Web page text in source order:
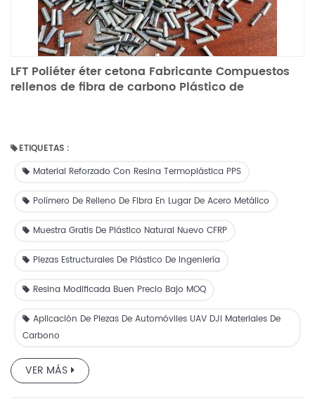
LFT Poliéter éter cetona Fabricante Compuestos
rellenos de fibra de carbono Plástico de
ETIQUETAS :
Material Reforzado Con Resina Termoplástica PPS
Polímero De Relleno De Fibra En Lugar De Acero Metálico
Muestra Gratis De Plástico Natural Nuevo CFRP
Piezas Estructurales De Plástico De Ingeniería
Resina Modificada Buen Precio Bajo MOQ
Aplicación De Piezas De Automóviles UAV DJI Materiales De
Carbono
VER MÁS